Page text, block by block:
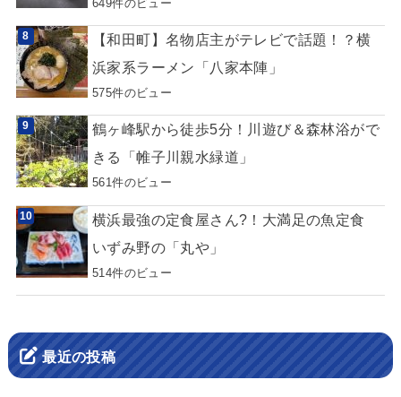
649件のビュー
【和田町】名物店主がテレビで話題！？横
浜家系ラーメン「八家本陣」
575件のビュー
鶴ヶ峰駅から徒歩5分！川遊び＆森林浴がで
きる「帷子川親水緑道」
561件のビュー
横浜最強の定食屋さん?！大満足の魚定食
いずみ野の「丸や」
514件のビュー
最近の投稿